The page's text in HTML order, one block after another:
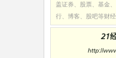
盖证券、股票、基金
行、博客、股吧等财
21
http://